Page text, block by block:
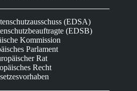
(EDSA)
(EDSB)
Kommission
Parlament
Rat
Recht